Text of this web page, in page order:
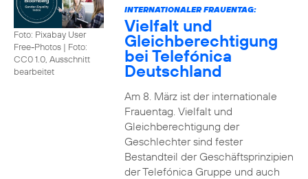
Foto: Pixabay User
Free-Photos | Foto:
CC0 1.0, Ausschnitt
bearbeitet
INTERNATIONALER FRAUENTAG:
Vielfalt und
Gleichberechtigung
bei Telefónica
Deutschland
Am 8. März ist der internationale
Frauentag. Vielfalt und
Gleichberechtigung der
Geschlechter sind fester
Bestandteil der Geschäftsprinzipien
der Telefónica Gruppe und auch